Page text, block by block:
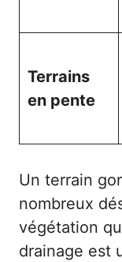
Terrains
en pente
Un terrain
nombreux
végétation
drainage est